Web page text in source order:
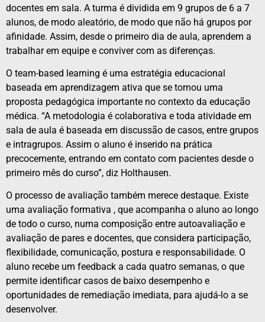
docentes em sala. A turma é dividida em 9 grupos de 6 a 7
alunos, de modo aleatório, de modo que não há grupos por
afinidade. Assim, desde o primeiro dia de aula, aprendem a
trabalhar em equipe e conviver com as diferenças.
O team-based learning é uma estratégia educacional
baseada em aprendizagem ativa que se tornou uma
proposta pedagógica importante no contexto da educação
médica. “A metodologia é colaborativa e toda atividade em
sala de aula é baseada em discussão de casos, entre grupos
e intragrupos. Assim o aluno é inserido na prática
precocemente, entrando em contato com pacientes desde o
primeiro mês do curso”, diz Holthausen.
O processo de avaliação também merece destaque. Existe
uma avaliação formativa , que acompanha o aluno ao longo
de todo o curso, numa composição entre autoavaliação e
avaliação de pares e docentes, que considera participação,
flexibilidade, comunicação, postura e responsabilidade. O
aluno recebe um feedback a cada quatro semanas, o que
permite identificar casos de baixo desempenho e
oportunidades de remediação imediata, para ajudá-lo a se
desenvolver.